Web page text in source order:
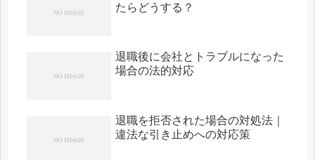
たらどうする？
退職後に会社とトラブルになった
場合の法的対応
退職を拒否された場合の対処法｜
違法な引き止めへの対応策